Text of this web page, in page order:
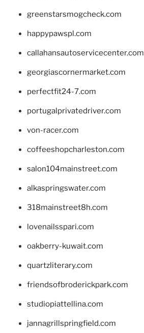
greenstarsmogcheck.com
happypawspl.com
callahansautoservicecenter.com
georgiascornermarket.com
perfectfit24-7.com
portugalprivatedriver.com
von-racer.com
coffeeshopcharleston.com
salon104mainstreet.com
alkaspringswater.com
318mainstreet8h.com
lovenailsspari.com
oakberry-kuwait.com
quartzliterary.com
friendsofbroderickpark.com
studiopiattellina.com
jannagrillspringfield.com